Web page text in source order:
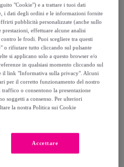
13/08
"Cookie") e a trattare i tuoi dati
i dati degli ordini e le informazioni fornite
pubblicità personalizzate (anche sullo
effettuare alcune analisi
le frodi. Puoi scegliere tra questi
o rifiutare tutto cliccando sul pulsante
si applicano solo a questo browser e/o
in qualsiasi momento cliccando sul
il link "Informativa sulla privacy". Alcuni
per il corretto funzionamento del nostro
o consentono la presentazione
soggetti a consenso. Per ulteriori
la nostra Politica sui Cookie
Accettare